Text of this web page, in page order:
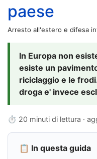
paese
Arresto all'estero e difesa
In Europa non
esiste un
riciclaggio e le
droga e' invece
⏱ 20 minuti di lettura ·
📋 In questa guida